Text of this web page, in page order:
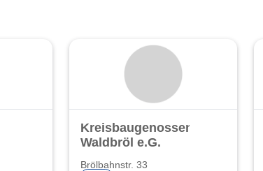
Kreisbaugenossenschaft
Waldbröl e.G.
Brölbahnstr. 33